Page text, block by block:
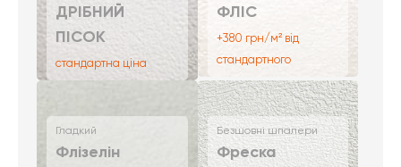
ДРІБНИЙ
ПІСОК
стандартна ціна
ФЛІС
+380 грн/м² від
стандартного
Гладкий
Флізелін
Безшовні шпалери
Фреска